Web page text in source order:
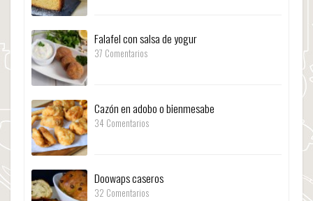
Falafel con salsa de yogur
37 Comentarios
Cazón en adobo o bienmesabe
34 Comentarios
Doowaps caseros
32 Comentarios